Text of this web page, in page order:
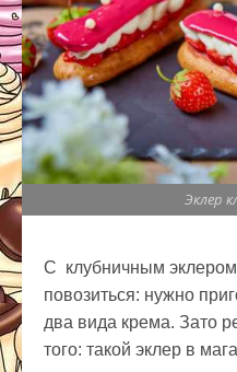
Эклер
С клубничным эклером
повозиться: нужно
два вида крема. Зато
того: такой эклер в